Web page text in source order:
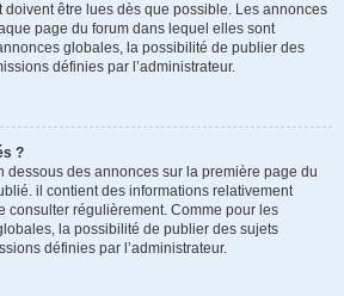
doivent être lues dès que possible. Les annonces
page du forum dans lequel elles sont
globales, la possibilité de publier des
définies par l’administrateur.
?
dessous des annonces sur la première page du
il contient des informations relativement
consulter régulièrement. Comme pour les
la possibilité de publier des sujets
définies par l’administrateur.